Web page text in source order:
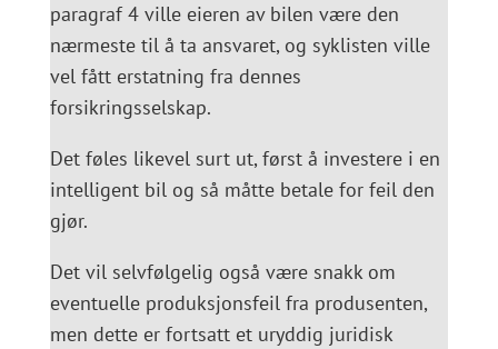
paragraf 4 ville eieren av bilen være den
nærmeste til å ta ansvaret, og syklisten ville
vel fått erstatning fra dennes
forsikringsselskap.
Det føles likevel surt ut, først å investere i en
intelligent bil og så måtte betale for feil den
gjør.
Det vil selvfølgelig også være snakk om
eventuelle produksjonsfeil fra produsenten,
men dette er fortsatt et uryddig juridisk